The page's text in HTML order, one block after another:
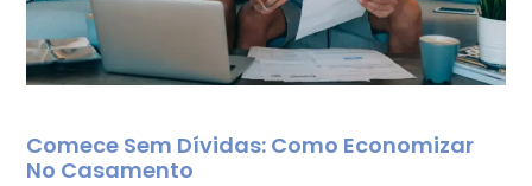
Comece Sem Dívidas: Como Economizar
No Casamento